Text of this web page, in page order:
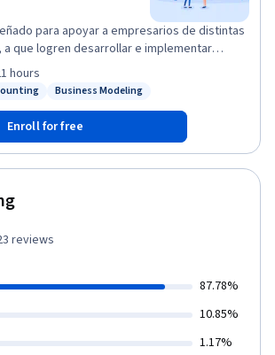
para apoyar a empresarios de distintas
que logren desarrollar e implementar
que les permitan alcanzar sus objetivos y
para crear y capturar valor con una
exitosa. Asimismo, se espera cubrir
tienen los empresarios pyme en cuanto a la
de negocio, análisis e interpretación
de clientes. Este curso
que los alumnos pueden adquirir
AccountingStatus: Business Modeling
Business Modeling
hours
Enroll for free
reviews
87.78%
10.85%
1.17%